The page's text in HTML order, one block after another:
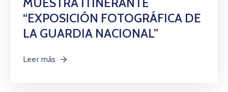
“EXPOSICIÓN FOTOGRÁFICA DE
LA GUARDIA NACIONAL”
Leer más